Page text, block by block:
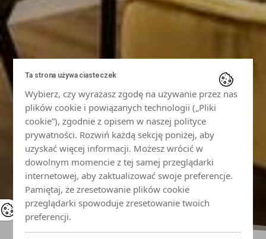
Ta strona używa ciasteczek
Wybierz, czy wyrażasz zgodę na używanie przez nas
plików cookie i powiązanych technologii („Pliki
cookie”), zgodnie z opisem w naszej polityce
prywatności. Rozwiń każdą sekcję poniżej, aby
uzyskać więcej informacji. Możesz wrócić w
dowolnym momencie z tej samej przeglądarki
internetowej, aby zaktualizować swoje preferencje.
Pamiętaj, że zresetowanie plików cookie
przeglądarki spowoduje zresetowanie twoich
preferencji.